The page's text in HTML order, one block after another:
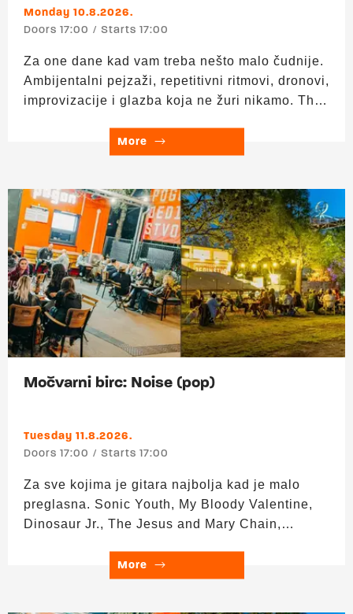
Monday 10.8.2026.
Doors 17:00
Starts 17:00
Za one dane kad vam treba nešto malo čudnije.
Ambijentalni pejzaži, repetitivni ritmovi, dronovi,
improvizacije i glazba koja ne žuri nikamo. The
Grouper, Tortoise, Bark Psychosis, Makaya
McCraven, Mary Halvorson, Fire! Orchestra i još
▬▬▬ Upad: 0 € Trajanje: 17:00 – 24:00
HAPPY HOUR 17:00–19:00 h – sve po 3 €!
Nikšićko, Vukovarsko, Ožujsko, Staropramen,
Becks, Hidra i Aspall cider. Više o
ponudi Močvarnog birca pogledajte ovdje.
More
Močvarni birc: Noise (pop)
Tuesday 11.8.2026.
Doors 17:00
Starts 17:00
Za sve kojima je gitara najbolja kad je malo
preglasna. Sonic Youth, My Bloody Valentine,
Dinosaur Jr., The Jesus and Mary Chain,
da se dobra melodija sasvim lijepo može
izgubiti ispod sloja buke. ▬▬▬ Upad: 0 €
More